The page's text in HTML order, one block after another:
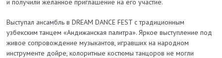
и получили желанное приглашение на его участие.
Выступал ансамбль в DREAM DANCE FEST с традиционным
узбекским танцем «Андижанская палитра». Яркое выступление под
живое сопровождение музыкантов, игравших на народном
инструменте дойре, колоритные костюмы танцоров не могли